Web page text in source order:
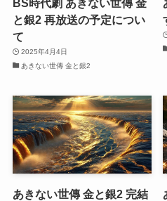
BS時代劇 あきない世傳 金
と銀2 再放送の予定につい
て
2025年4月4日
あきない世傳 金と銀2
あきない世傳 金と銀2 完結